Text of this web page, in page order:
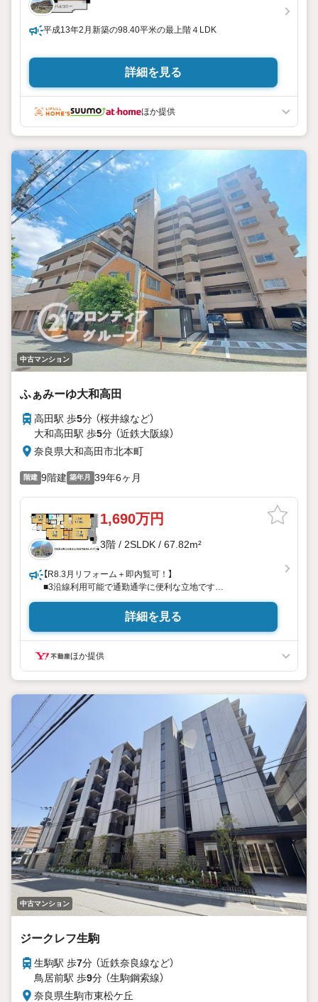
平成13年2月新築の98.40平米の最上階４LDK
詳細を見る
ほか提供
中古マンション
ふぁみーゆ大和高田
高田駅 歩5分 （桜井線など）
大和高田駅 歩5分 （近鉄大阪線）
奈良県大和高田市北本町
階建 9階建 築年月 39年6ヶ月
1,690万円
3階 / 2SLDK / 67.82m²
【R8.3月リフォーム＋即内覧可！】
■3沿線利用可能で通勤通学に便利な立地です
■南向きバルコニーで陽当たり良好です
■カウンターキッチンのため、お子様の様子を見ながらお料
リフォーム内容
・キッチン/ユニットバス/洗面化粧台/トイレ/建具
立地
・高田小学校まで徒歩約7分
・高田中学校まで徒歩約9分
弊社が選ばれる理由
1.お金の扱い方のプロ、ファイナンシャルプランナーが資金
計画をサポート！
2.買い替えなどにも対応できる売却専門チームあり！
3.たくさんの銀行と繋がりがあるため、最も低金利になるよ
うに審査が可能！
4.物件のお引渡し後に必要になったお家のリフォームも弊社
のリフォームプランナーがご提案！
5.定期的にご連絡を繋ぎ、有事の際に迅速にサポートいたし
ます
弊社は専門家同士が連携をとっているため、より多くの知見
がございます。
お気軽にお問合せください！
詳細を見る
ほか提供
中古マンション
ジークレフ生駒
生駒駅 歩7分 （近鉄奈良線など）
鳥居前駅 歩9分 （生駒鋼索線）
奈良県生駒市東松ケ丘